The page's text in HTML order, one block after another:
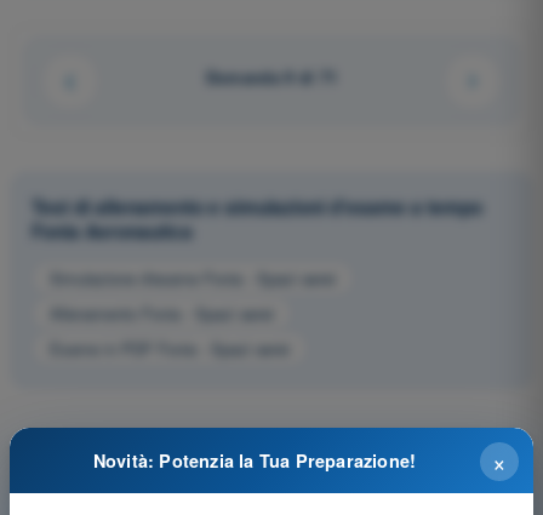
Domanda 9 di 71
Test di allenamento e simulazioni d'esame a tempo
Fonia Aeronautica
Simulazione d'esame Fonia - Spazi aerei
Allenamento Fonia - Spazi aerei
Esame in PDF Fonia - Spazi aerei
×
Novità: Potenzia la Tua Preparazione!